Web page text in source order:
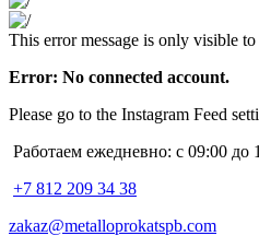
This error message is only visible
Error: No connected account.
Please go to the Instagram Feed
Работаем ежедневно: с 09:00 до
+7 812 209 34 38
zakaz@metalloprokatspb.com